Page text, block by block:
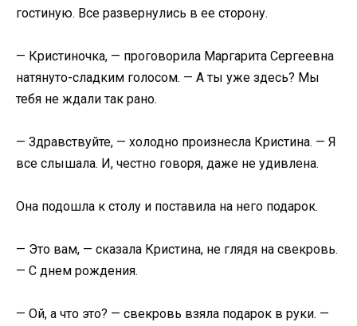
гостиную. Все развернулись в ее сторону.
— Кристиночка, — проговорила Маргарита Сергеевна
натянуто-сладким голосом. — А ты уже здесь? Мы
тебя не ждали так рано.
— Здравствуйте, — холодно произнесла Кристина. — Я
все слышала. И, честно говоря, даже не удивлена.
Она подошла к столу и поставила на него подарок.
— Это вам, — сказала Кристина, не глядя на свекровь.
— С днем рождения.
— Ой, а что это? — свекровь взяла подарок в руки. —